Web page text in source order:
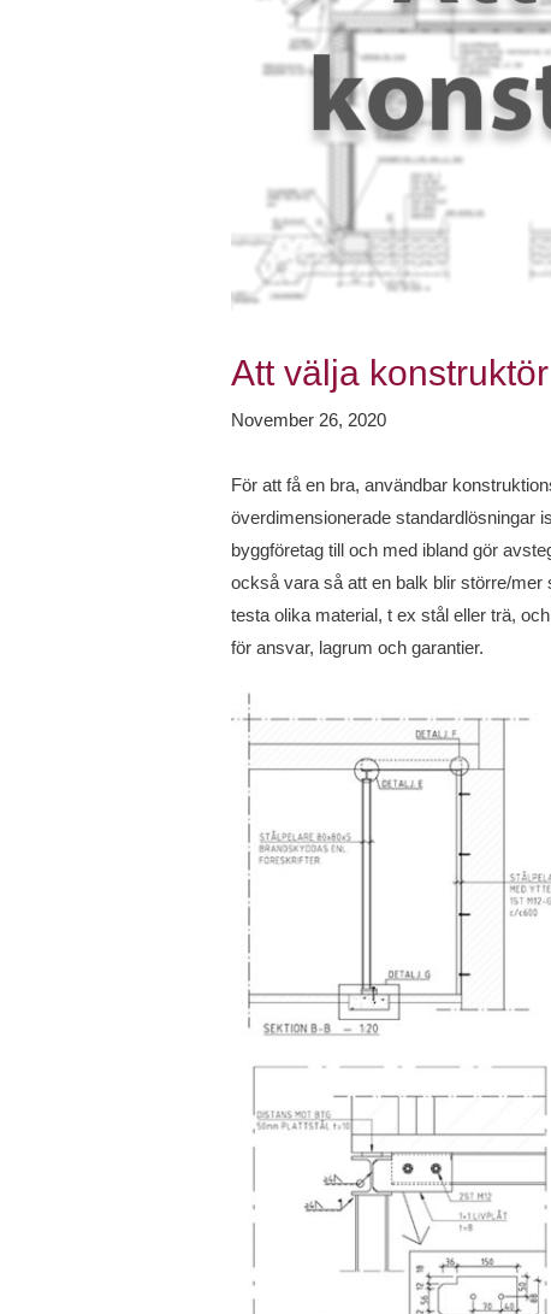
Att välja konstruktör
November 26, 2020
För att få en bra, användbar
överdimensionerade standardlösningar
byggföretag till och med ibland gör
också vara så att en balk blir större/mer
testa olika material, t ex stål eller trä,
för ansvar, lagrum och garantier.